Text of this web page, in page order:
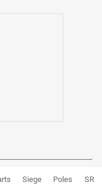
Siege Poles SR